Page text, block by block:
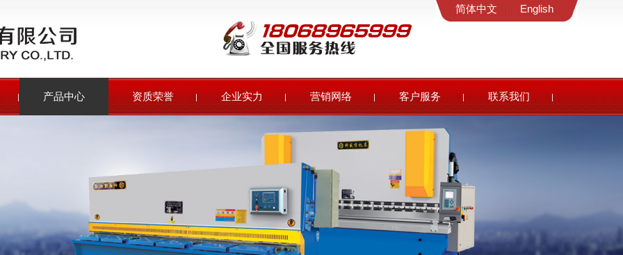
简体中文 English
产品中心 资质荣誉 企业实力 营销网络 客户服务 联系我们